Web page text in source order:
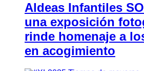
Aldeas Infantiles
una exposición
rinde homenaje a
en acogimiento